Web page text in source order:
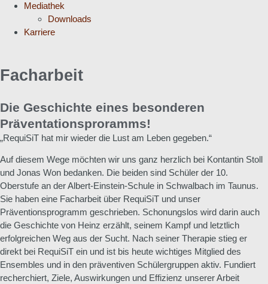
Mediathek
Downloads
Karriere
Facharbeit
Die Geschichte eines besonderen
Präventationsproramms!
„RequiSiT hat mir wieder die Lust am Leben gegeben.“
Auf diesem Wege möchten wir uns ganz herzlich bei Kontantin Stoll
und Jonas Won bedanken. Die beiden sind Schüler der 10.
Oberstufe an der Albert-Einstein-Schule in Schwalbach im Taunus.
Sie haben eine Facharbeit über RequiSiT und unser
Präventionsprogramm geschrieben. Schonungslos wird darin auch
die Geschichte von Heinz erzählt, seinem Kampf und letztlich
erfolgreichen Weg aus der Sucht. Nach seiner Therapie stieg er
direkt bei RequiSiT ein und ist bis heute wichtiges Mitglied des
Ensembles und in den präventiven Schülergruppen aktiv. Fundiert
recherchiert, Ziele, Auswirkungen und Effizienz unserer Arbeit